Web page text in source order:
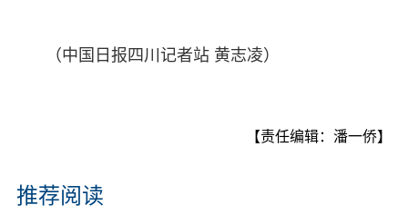
（中国日报四川记者站 黄志凌）
【责任编辑：潘一侨】
推荐阅读